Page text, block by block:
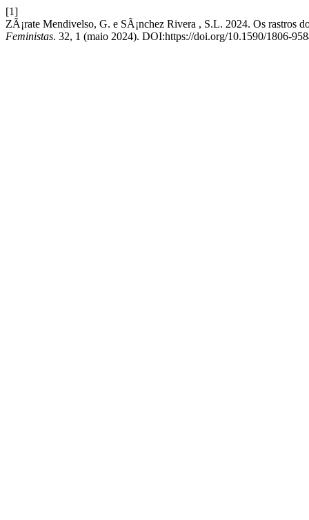
[1]
ZÃ¡rate Mendivelso, G. e SÃ¡nchez Rivera , S.L. 2024. Os rastros
Feministas. 32, 1 (maio 2024). DOI:https://doi.org/10.1590/1806-